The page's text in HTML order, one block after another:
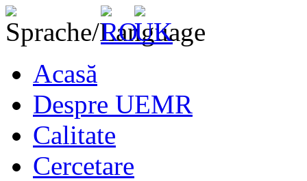
Acasă
Despre UEMR
Calitate
Cercetare